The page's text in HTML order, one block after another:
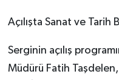
Açılışta Sanat ve Tarih
Serginin açılış
Müdürü Fatih